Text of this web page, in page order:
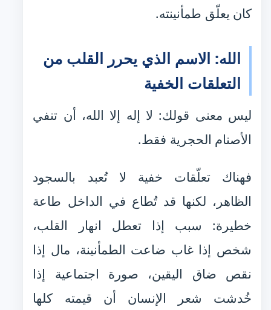
كان يعلّق طمأنينته.
الله: الاسم الذي يحرر القلب من
التعلقات الخفية
ليس معنى قولك: لا إله إلا الله، أن تنفي
الأصنام الحجرية فقط.
فهناك تعلّقات خفية لا تُعبد بالسجود
الظاهر، لكنها قد تُطاع في الداخل طاعة
خطيرة: سبب إذا تعطل انهار القلب،
شخص إذا غاب ضاعت الطمأنينة، مال إذا
نقص ضاق اليقين، صورة اجتماعية إذا
خُدشت شعر الإنسان أن قيمته كلها